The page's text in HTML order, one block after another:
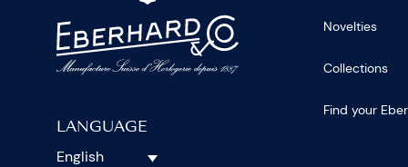
LANGUAGE
English
Novelties
Collections
Find your